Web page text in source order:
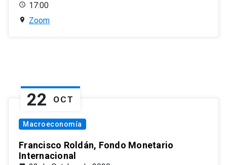
17:00
Zoom
22 OCT
Macroeconomía
Francisco Roldán, Fondo Monetario
Internacional